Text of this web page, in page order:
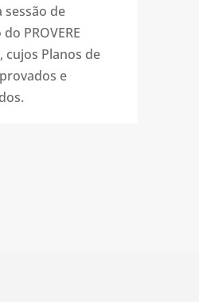
sessão de
PROVERE
cujos Planos de
e